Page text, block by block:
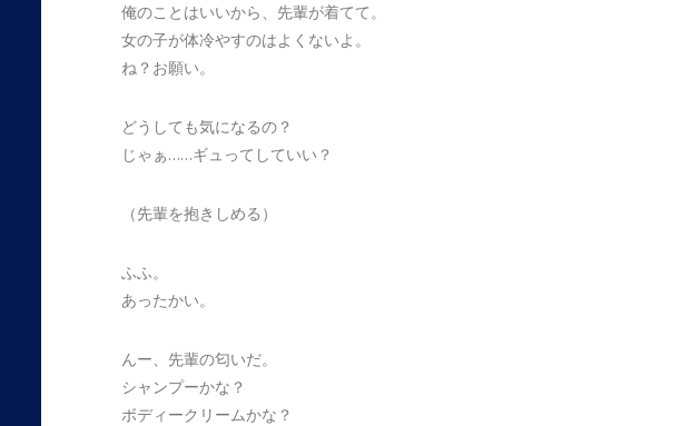
俺のことはいいから、先輩が着てて。
女の子が体冷やすのはよくないよ。
ね？お願い。
どうしても気になるの？
じゃぁ……ギュってしていい？
（先輩を抱きしめる）
ふふ。
あったかい。
んー、先輩の匂いだ。
シャンプーかな？
ボディークリームかな？